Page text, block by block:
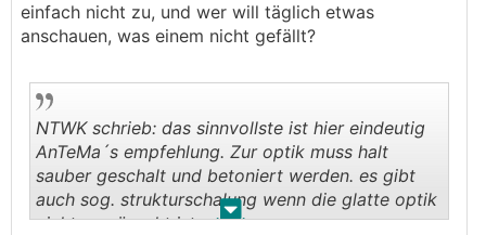
einfach nicht zu, und wer will täglich etwas
anschauen, was einem nicht gefällt?
. .
NTWK schrieb: das sinnvollste ist hier eindeutig
AnTeMa´s empfehlung. Zur optik muss halt
sauber geschalt und betoniert werden. es gibt
auch sog. strukturschalung wenn die glatte optik
nicht gewünscht ist.